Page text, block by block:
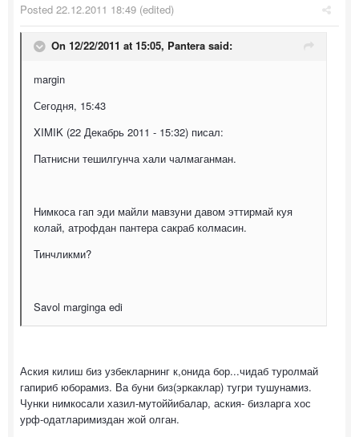
Posted 22.12.2011 18:49 (edited)
On 12/22/2011 at 15:05, Pantera said:
margin
Сегодня, 15:43
XIMIK (22 Декабрь 2011 - 15:32) писал:
Патнисни тешилгунча хали чалмаганман.
Нимкоса гап эди майли мавзуни давом эттирмай куя
колай, атрофдан пантера сакраб колмасин.
Тинчликми?
Savol marginga edi
Аския килиш биз узбекларнинг к,онида бор...чидаб туролмай
гапириб юборамиз. Ва буни биз(эркаклар) тугри тушунамиз.
Чунки нимкосали хазил-мутоййибалар, аския- бизларга хос
урф-одатларимиздан жой олган.